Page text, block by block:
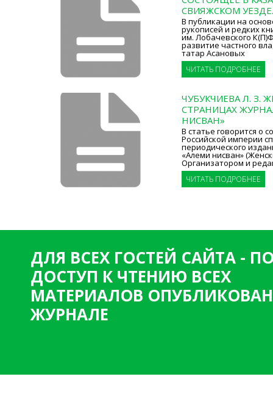
СВИЯЖСКОМ
В публикации на
рукописей и редких
им. Лобачевского
развитие частного
татар Асановых
ЧИТАТЬ ПОДРОБНЕЕ
ЧУБУКЧИЕВА Л. З.
СТРАНИЦАХ
НИСВАН»
В статье говорится о
Российской империи
периодического
«Алеми нисван»
Организатором и
ЧИТАТЬ ПОДРОБНЕЕ
ДЛЯ ВСЕХ ГОСТЕЙ САЙТА -
ДОСТУП К ЧТЕНИЮ ВСЕХ
МАТЕРИАЛОВ
ЖУРНАЛЕ